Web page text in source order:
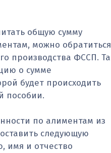
общую сумму
можно обратиться
производства ФССП.
о сумме
будет происходить
пособии.
по алиментам из
следующую
и отчество